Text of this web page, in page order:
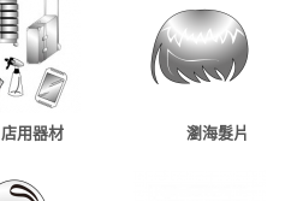
店用器材 瀏海髮片